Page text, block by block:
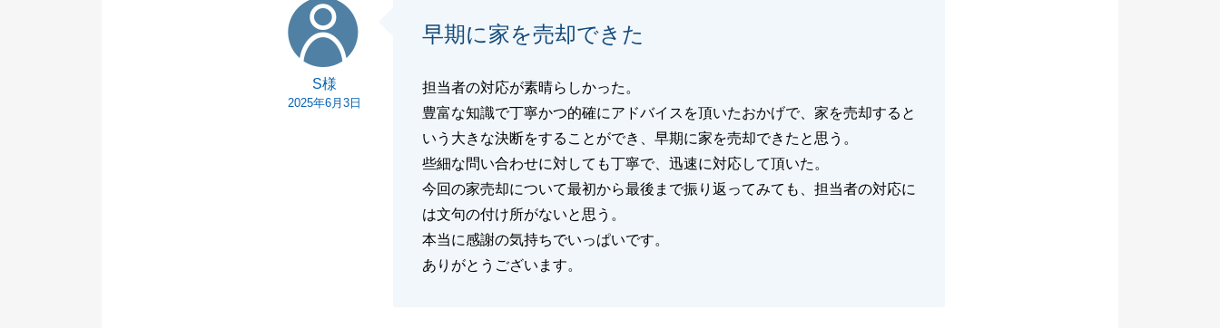
S様
2025年6月3日
早期に家を売却できた
担当者の対応が素晴らしかった。
豊富な知識で丁寧かつ的確にアドバイスを頂いたおかげで、家を売却すると
いう大きな決断をすることができ、早期に家を売却できたと思う。
些細な問い合わせに対しても丁寧で、迅速に対応して頂いた。
今回の家売却について最初から最後まで振り返ってみても、担当者の対応に
は文句の付け所がないと思う。
本当に感謝の気持ちでいっぱいです。
ありがとうございます。